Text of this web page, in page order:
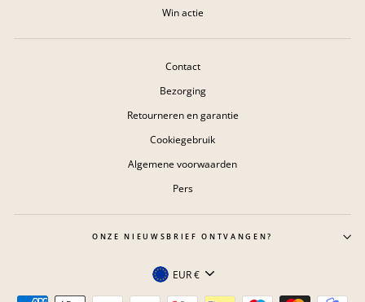
Win actie
Contact
Bezorging
Retourneren en garantie
Cookiegebruik
Algemene voorwaarden
Pers
ONZE NIEUWSBRIEF ONTVANGEN?
Valuta
EUR €